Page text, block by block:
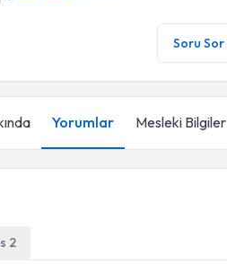
Soru Sor
Yorumlar Mesleki Bilgiler
2